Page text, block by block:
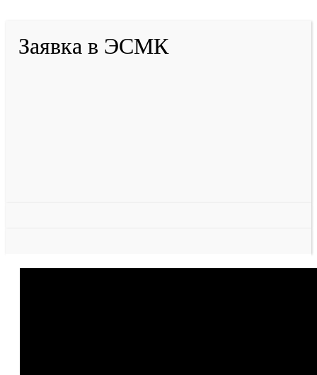
Заявка в ЭСМК